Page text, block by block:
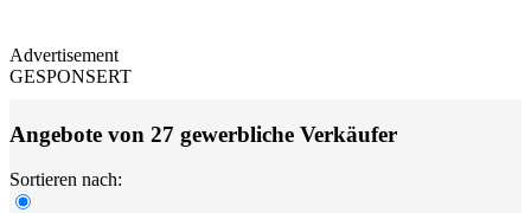
Advertisement
GESPONSERT
Angebote von 27 gewerbliche Verkäufer
Sortieren nach: